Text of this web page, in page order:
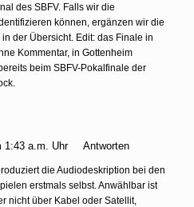
des SBFV. Falls wir die
können, ergänzen wir die
der Übersicht. Edit: das Finale in
Kommentar, in Gottenheim
beim SBFV-Pokalfinale der
1:43 a.m. Uhr Antworten
die Audiodeskription bei den
erstmals selbst. Anwählbar ist
nicht über Kabel oder Satellit,